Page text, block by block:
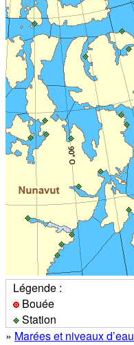
Légende :
Bouée
Station
» Marées et niveaux d’eau